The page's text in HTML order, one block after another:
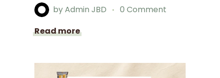
byAdmin JBD
0 Comment
Read more